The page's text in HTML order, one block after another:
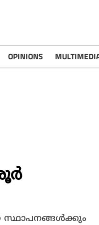
OPINIONS
സ്ഥാപനങ്ങൾക്കും